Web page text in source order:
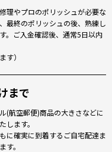
理やプロのポリッシュが必要な
最終のポリッシュの後、熟練し
。ご入金確認後、通常5日以内
す）
まで
(航空郵便)商品の大きさなどに
します。
に確実に到着するご自宅配達ま
す。